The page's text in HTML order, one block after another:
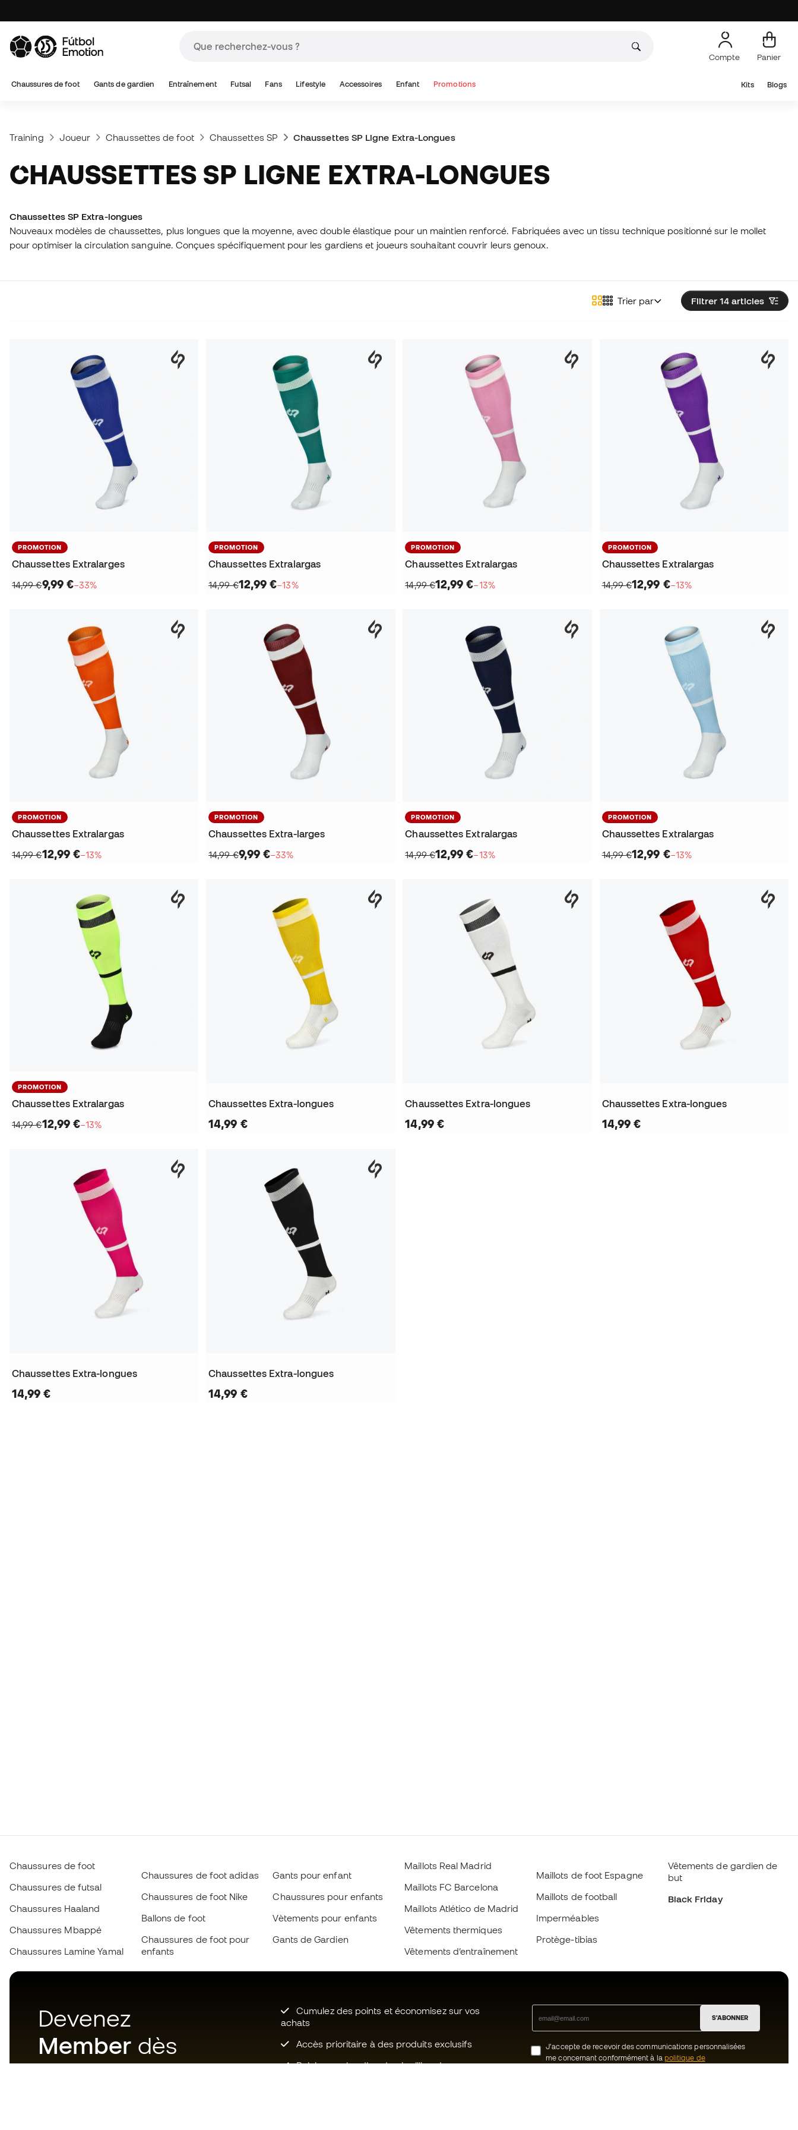
Compte Panier
Chaussures de foot Gants de gardien Entraînement Futsal Fans Lifestyle Accessoires Enfant Promotions Kits Blogs
Training Joueur Chaussettes de foot Chaussettes SP Chaussettes SP Ligne Extra-Longues
CHAUSSETTES SP LIGNE EXTRA-LONGUES
Chaussettes SP Extra-longues
Nouveaux modèles de chaussettes, plus longues que la moyenne, avec double élastique pour un maintien renforcé. Fabriquées avec un tissu technique positionné sur le mollet
pour optimiser la circulation sanguine. Conçues spécifiquement pour les gardiens et joueurs souhaitant couvrir leurs genoux.
Filtrer 14 articles
Trier par
PROMOTION
Chaussettes Extralarges
14,99 €9,99 €−33%
PROMOTION
Chaussettes Extralargas
14,99 €12,99 €−13%
PROMOTION
Chaussettes Extralargas
14,99 €12,99 €−13%
PROMOTION
Chaussettes Extralargas
14,99 €12,99 €−13%
PROMOTION
Chaussettes Extralargas
14,99 €12,99 €−13%
PROMOTION
Chaussettes Extra-larges
14,99 €9,99 €−33%
PROMOTION
Chaussettes Extralargas
14,99 €12,99 €−13%
PROMOTION
Chaussettes Extralargas
14,99 €12,99 €−13%
PROMOTION
Chaussettes Extralargas
14,99 €12,99 €−13%
Chaussettes Extra-longues
14,99 €
Chaussettes Extra-longues
14,99 €
Chaussettes Extra-longues
14,99 €
Chaussettes Extra-longues
14,99 €
Chaussettes Extra-longues
14,99 €
Chaussures de foot
Chaussures de futsal
Chaussures Haaland
Chaussures Mbappé
Chaussures Lamine Yamal
Chaussures de foot adidas
Chaussures de foot Nike
Ballons de foot
Chaussures de foot pour
enfants
Gants pour enfant
Chaussures pour enfants
Vètements pour enfants
Gants de Gardien
Maillots Real Madrid
Maillots FC Barcelona
Maillots Atlético de Madrid
Vêtements thermiques
Vêtements d’entraînement
Maillots de foot Espagne
Maillots de football
Imperméables
Protège-tibias
Vêtements de gardien de
but
Black Friday
Devenez
Member dès
maintenant
Cumulez des points et économisez sur vos
achats
Accès prioritaire à des produits exclusifs
Rejoignez plus d’un demi-million de
S'ABONNER
J’accepte de recevoir des communications personnalisées
me concernant conformément à la politique de